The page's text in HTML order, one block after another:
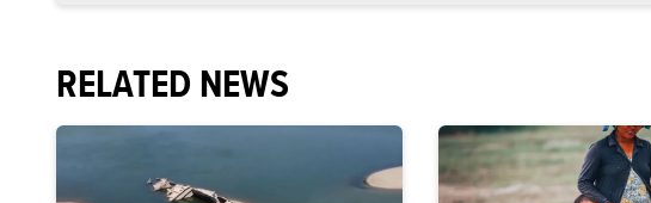
RELATED NEWS